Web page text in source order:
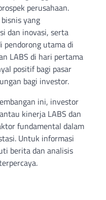
perusahaan.
yang
dan inovasi, serta
pendorong utama di
LABS di hari pertama
positif bagi pasar
bagi investor.
ini, investor
kinerja LABS dan
fundamental dalam
Untuk informasi
berita dan analisis